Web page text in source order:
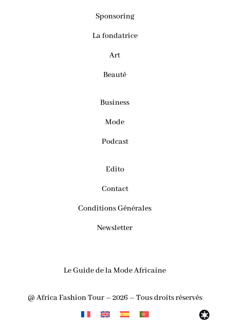
Sponsoring
La fondatrice
Art
Beauté
Business
Mode
Podcast
Edito
Contact
Conditions Générales
Newsletter
Le Guide de la Mode Africaine
@ Africa Fashion Tour – 2026 – Tous droits réservés